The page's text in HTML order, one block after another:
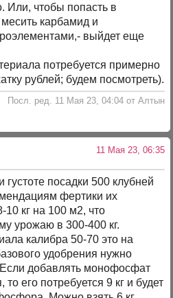
Или, чтобы попасть в
карбамид и
выйдет еще
потребуется примерно
рублей; будем посмотреть).
Посл. ред. 11 Мая 23, 04:04 от Алтын
11 Мая 23, 06:35
посадки 500 клубней
фертики их
10 кг на 100 м2, что
урожаю в 300-400 кг.
калибра 50-70 это на
удобрения нужно
добавлять монофосфат
его потребуется 9 кг и будет